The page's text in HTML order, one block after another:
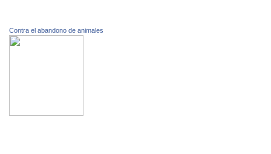
Contra el abandono de animales